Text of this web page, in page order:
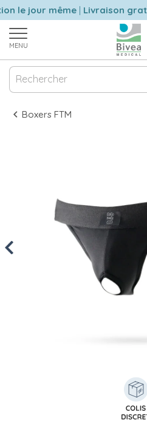
le jour même|Livraison
MENU
Boxers FTM
Previous